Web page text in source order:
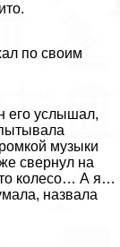
по своим
его услышал,
музыки
свернул на
колесо… А я…
назвала